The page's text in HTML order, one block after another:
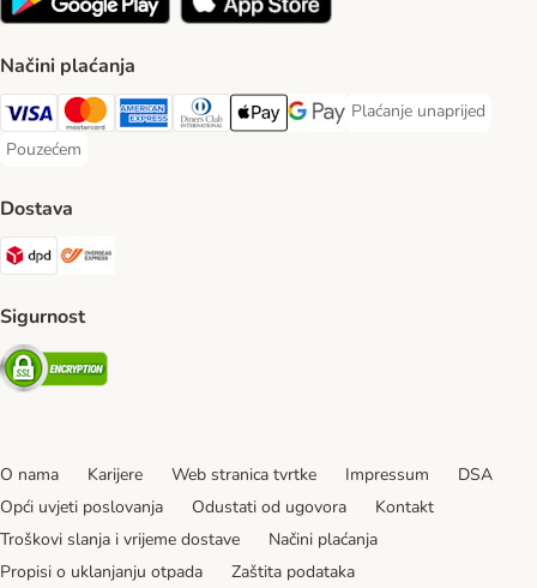
Načini plaćanja
Visa Payment Method
MasterCard Payment Method
American Express Payment Method
Diners Club Payment Method
Payment MethodGoogle pay Payment Method
Plaćanje unaprijed
Plaćanje unaprijed
Pouzećem
Pouzećem Payment Method
Dostava
DPD Shipping Method
Sigurnost
Security
O nama Karijere Web stranica tvrtke Impressum
DSA
Opći uvjeti poslovanja
Odustati od ugovora
Kontakt
Troškovi slanja i vrijeme dostave
Načini plaćanja
Propisi o uklanjanju otpada
Zaštita podataka